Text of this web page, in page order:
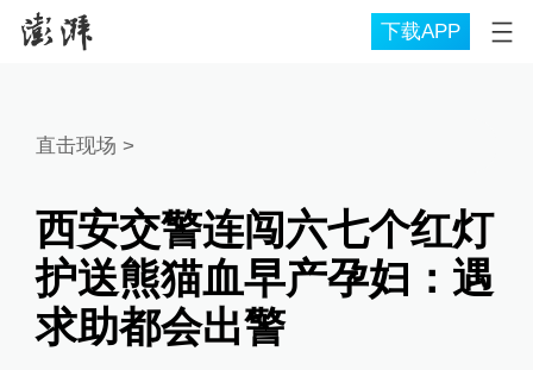
下载APP
直击现场 >
西安交警连闯六七个红灯
护送熊猫血早产孕妇：遇
求助都会出警